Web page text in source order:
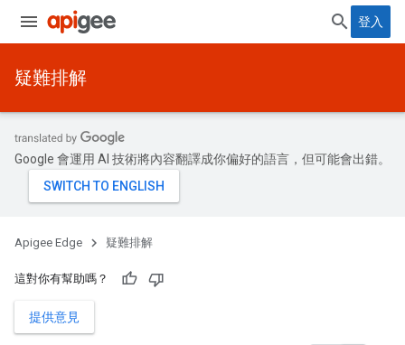
登入
疑難排解
Google 會運用 AI 技術將內容翻譯成你偏好的語言，但可能會出錯。
Apigee Edge 疑難排解
這對你有幫助嗎？
提供意見